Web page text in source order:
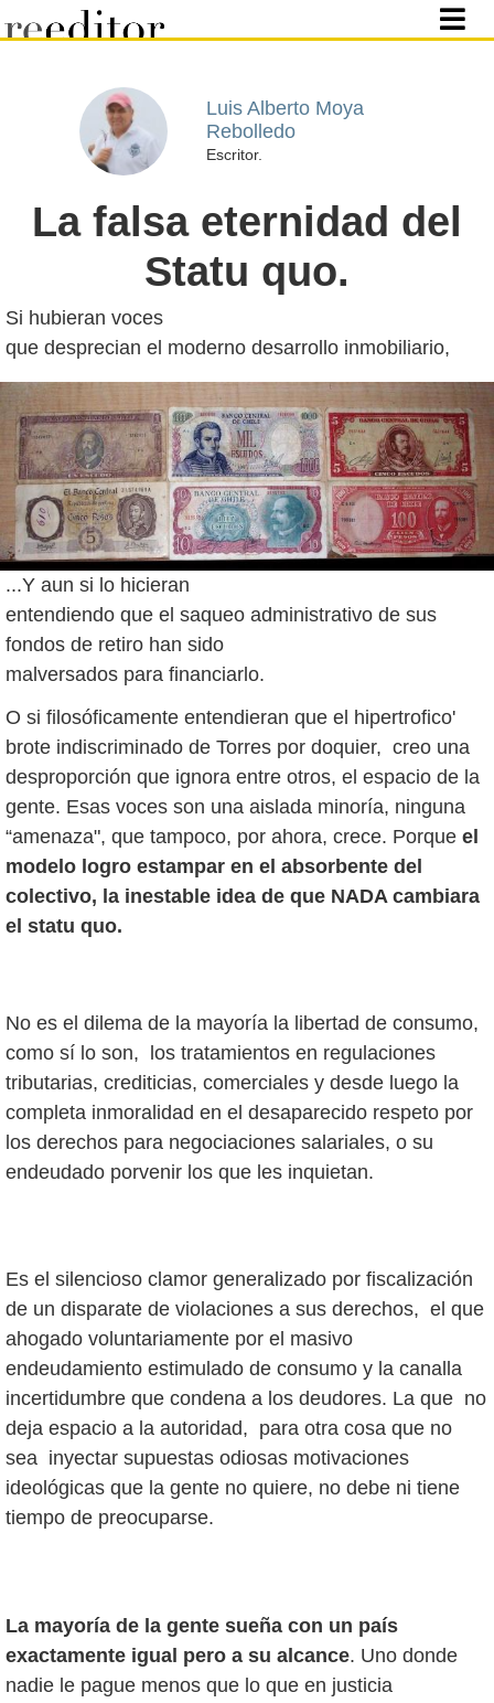
Luis Alberto Moya
Rebolledo
Escritor.
La falsa eternidad del
Statu quo.
Si hubieran voces
...Y aun si lo hicieran
entendiendo que el saqueo administrativo de sus
fondos de retiro han sido
malversados para financiarlo.
O si filosóficamente entendieran que el hipertrofico'
brote indiscriminado de Torres por doquier, creo una
desproporción que ignora entre otros, el espacio de la
gente. Esas voces son una aislada minoría, ninguna
“amenaza", que tampoco, por ahora, crece. Porque el
modelo logro estampar en el absorbente del
colectivo, la inestable idea de que NADA cambiara
el statu quo.
No es el dilema de la mayoría la libertad de consumo,
como sí lo son, los tratamientos en regulaciones
tributarias, crediticias, comerciales y desde luego la
completa inmoralidad en el desaparecido respeto por
los derechos para negociaciones salariales, o su
endeudado porvenir los que les inquietan.
Es el silencioso clamor generalizado por fiscalización
de un disparate de violaciones a sus derechos, el que
ahogado voluntariamente por el masivo
endeudamiento estimulado de consumo y la canalla
incertidumbre que condena a los deudores. La que no
deja espacio a la autoridad, para otra cosa que no
sea inyectar supuestas odiosas motivaciones
ideológicas que la gente no quiere, no debe ni tiene
tiempo de preocuparse.
La mayoría de la gente sueña con un país
exactamente igual pero a su alcance. Uno donde
nadie le pague menos que lo que en justicia